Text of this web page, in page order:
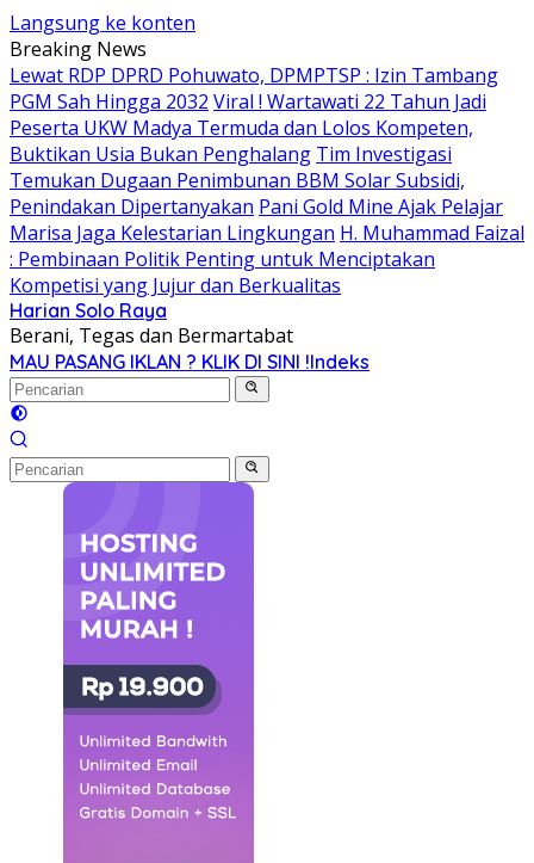
Langsung ke konten
Breaking News
Lewat RDP DPRD Pohuwato, DPMPTSP : Izin Tambang
PGM Sah Hingga 2032 Viral ! Wartawati 22 Tahun Jadi
Peserta UKW Madya Termuda dan Lolos Kompeten,
Buktikan Usia Bukan Penghalang Tim Investigasi
Temukan Dugaan Penimbunan BBM Solar Subsidi,
Penindakan Dipertanyakan Pani Gold Mine Ajak Pelajar
Marisa Jaga Kelestarian Lingkungan H. Muhammad Faizal
: Pembinaan Politik Penting untuk Menciptakan
Kompetisi yang Jujur dan Berkualitas
Harian Solo Raya
Berani, Tegas dan Bermartabat
MAU PASANG IKLAN ? KLIK DI SINI !Indeks